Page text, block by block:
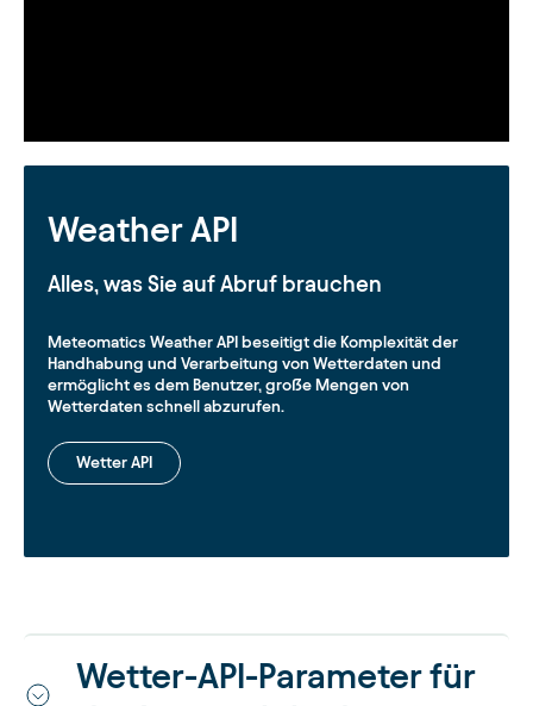
Weather API
Alles, was Sie auf Abruf brauchen
Meteomatics Weather API beseitigt die Komplexität der
Handhabung und Verarbeitung von Wetterdaten und
ermöglicht es dem Benutzer, große Mengen von
Wetterdaten schnell abzurufen.
Wetter API
Wetter-API-Parameter für